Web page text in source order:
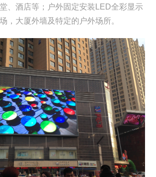
、酒店等；户外固定安装LED全彩显示
，大厦外墙及特定的户外场所。